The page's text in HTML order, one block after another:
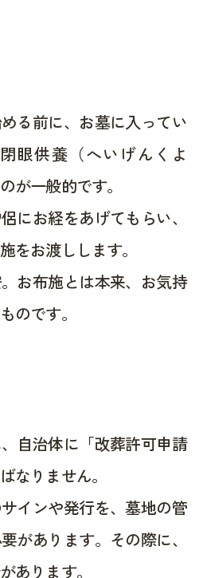
る前に、お墓に入ってい
眼供養（へいげんくよ
が一般的です。
にお経をあげてもらい、
をお渡しします。
お布施とは本来、お気持
のです。
自治体に「改葬許可申請
なりません。
インや発行を、墓地の管
があります。その際に、
あります。